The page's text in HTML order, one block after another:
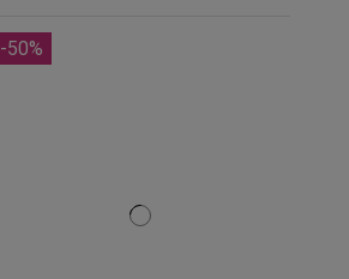
-50%